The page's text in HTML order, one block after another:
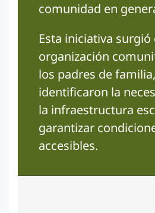
comunidad en
Esta iniciativa surgió
organización
los padres de
identificaron la
la infraestructura
garantizar
accesibles.